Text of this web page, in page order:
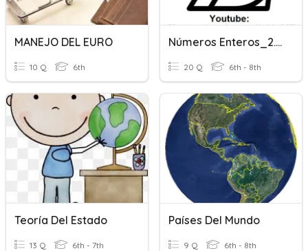
MANEJO DEL EURO
10 Q 6th
Números Enteros_2. Opuesto Y Valor Absoluto.
20 Q 6th - 8th
Teoría Del Estado
13 Q 6th - 7th
Países Del Mundo
9 Q 6th - 8th